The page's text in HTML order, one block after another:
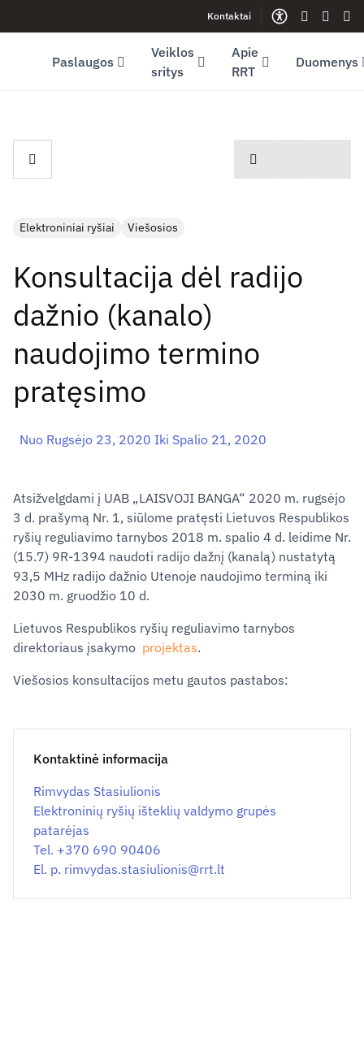
Youtube (opens in new window)Kontaktai
Gestų
Paslaugos
Veiklos
sritys
Apie
RRT
Duomenys
spausdinti
Elektroniniai ryšiai Viešosios
Konsultacija dėl radijo
dažnio (kanalo)
naudojimo termino
pratęsimo
Nuo Rugsėjo 23, 2020 Iki Spalio 21, 2020
Atsižvelgdami į UAB „LAISVOJI BANGA“ 2020 m. rugsėjo
3 d. prašymą Nr. 1, siūlome pratęsti Lietuvos Respublikos
ryšių reguliavimo tarnybos 2018 m. spalio 4 d. leidime Nr.
(15.7) 9R-1394 naudoti radijo dažnį (kanalą) nustatytą
93,5 MHz radijo dažnio Utenoje naudojimo terminą iki
2030 m. gruodžio 10 d.
Lietuvos Respublikos ryšių reguliavimo tarnybos
direktoriaus įsakymo projektas.
Viešosios konsultacijos metu gautos pastabos:
Kontaktinė informacija
Rimvydas Stasiulionis
Elektroninių ryšių išteklių valdymo grupės
patarėjas
Tel. +370 690 90406
El. p. rimvydas.stasiulionis@rrt.lt